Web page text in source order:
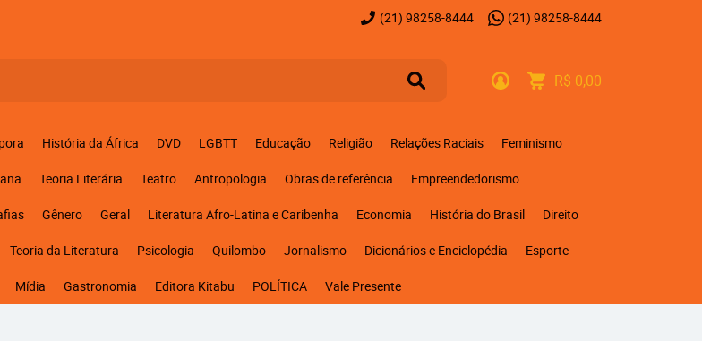
(21) 98258-8444 (21) 98258-8444
R$ 0,00
História da África DVD LGBTT Educação Religião Relações Raciais Feminismo
Teoria Literária Teatro Antropologia Obras de referência Empreendedorismo
Gênero Geral Literatura Afro-Latina e Caribenha Economia História do Brasil Direito
Teoria da Literatura Psicologia Quilombo Jornalismo Dicionários e Enciclopédia Esporte
Mídia Gastronomia Editora Kitabu POLÍTICA Vale Presente